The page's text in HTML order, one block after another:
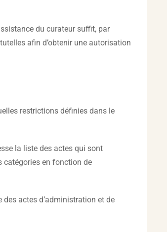
du curateur suffit, par
afin d’obtenir une autorisation
restrictions définies dans le
la liste des actes qui sont
catégories en fonction de
actes d’administration et de